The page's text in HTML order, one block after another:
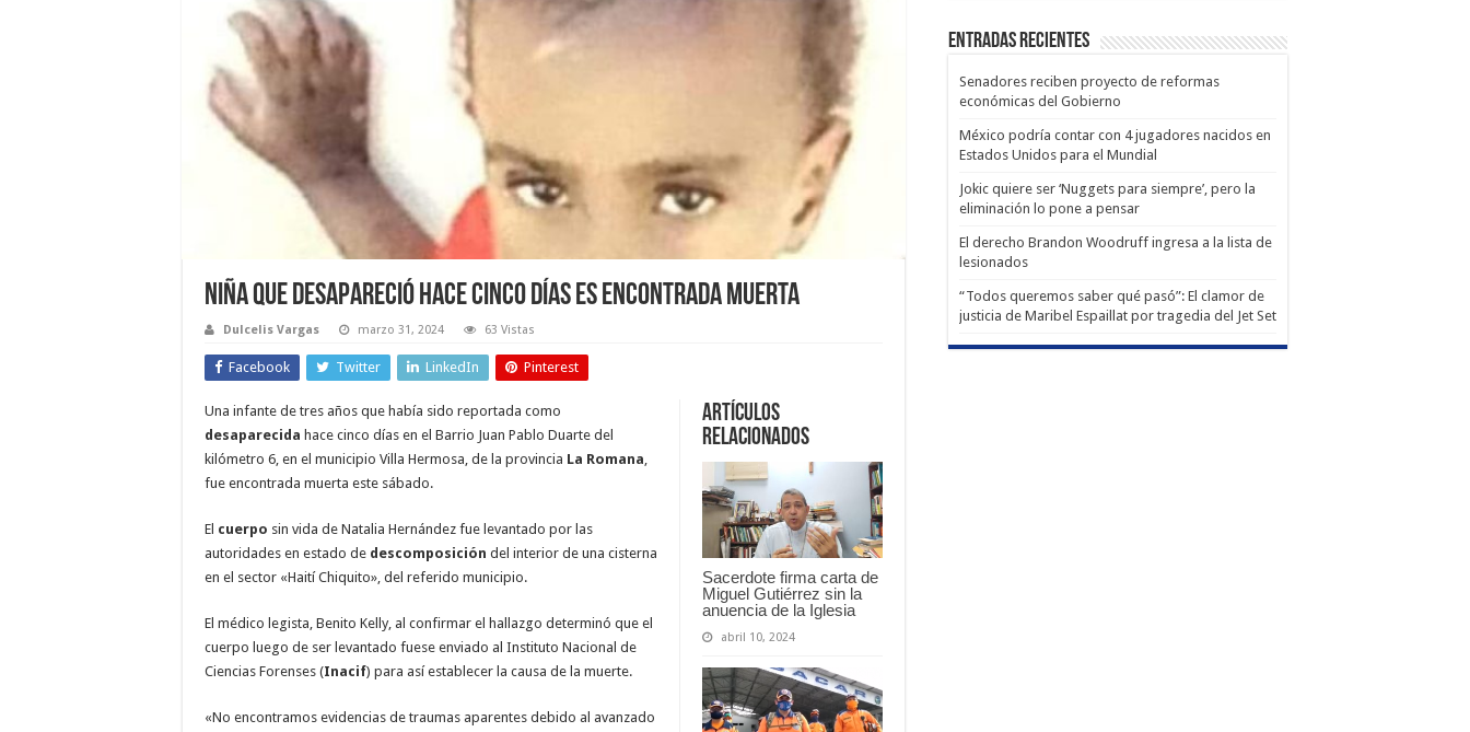
Niña que desapareció hace cinco días es encontrada muerta
Dulcelis Vargas marzo 31, 2024 63 Vistas
Facebook Twitter LinkedIn Pinterest
Artículos
relacionados
Sacerdote firma carta de
Miguel Gutiérrez sin la
anuencia de la Iglesia
abril 10, 2024
Una infante de tres años que había sido reportada como
desaparecida hace cinco días en el Barrio Juan Pablo Duarte del
kilómetro 6, en el municipio Villa Hermosa, de la provincia La Romana,
fue encontrada muerta este sábado.
El cuerpo sin vida de Natalia Hernández fue levantado por las
autoridades en estado de descomposición del interior de una cisterna
en el sector «Haití Chiquito», del referido municipio.
El médico legista, Benito Kelly, al confirmar el hallazgo determinó que el
cuerpo luego de ser levantado fuese enviado al Instituto Nacional de
Ciencias Forenses (Inacif) para así establecer la causa de la muerte.
«No encontramos evidencias de traumas aparentes debido al avanzado
Entradas recientes
Senadores reciben proyecto de reformas
económicas del Gobierno
México podría contar con 4 jugadores nacidos en
Estados Unidos para el Mundial
Jokic quiere ser ‘Nuggets para siempre’, pero la
eliminación lo pone a pensar
El derecho Brandon Woodruff ingresa a la lista de
lesionados
“Todos queremos saber qué pasó”: El clamor de
justicia de Maribel Espaillat por tragedia del Jet Set